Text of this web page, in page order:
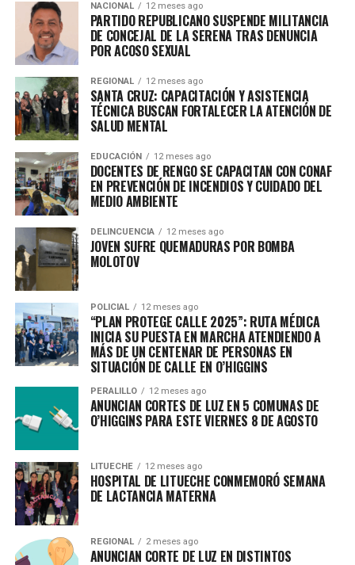
NACIONAL 12 meses ago
PARTIDO REPUBLICANO SUSPENDE MILITANCIA
DE CONCEJAL DE LA SERENA TRAS DENUNCIA
POR ACOSO SEXUAL
REGIONAL 12 meses ago
SANTA CRUZ: CAPACITACIÓN Y ASISTENCIA
TÉCNICA BUSCAN FORTALECER LA ATENCIÓN DE
SALUD MENTAL
EDUCACIÓN 12 meses ago
DOCENTES DE RENGO SE CAPACITAN CON CONAF
EN PREVENCIÓN DE INCENDIOS Y CUIDADO DEL
MEDIO AMBIENTE
DELINCUENCIA 12 meses ago
JOVEN SUFRE QUEMADURAS POR BOMBA
MOLOTOV
POLICIAL 12 meses ago
“PLAN PROTEGE CALLE 2025”: RUTA MÉDICA
INICIA SU PUESTA EN MARCHA ATENDIENDO A
MÁS DE UN CENTENAR DE PERSONAS EN
SITUACIÓN DE CALLE EN O’HIGGINS
PERALILLO 12 meses ago
ANUNCIAN CORTES DE LUZ EN 5 COMUNAS DE
O’HIGGINS PARA ESTE VIERNES 8 DE AGOSTO
LITUECHE 12 meses ago
HOSPITAL DE LITUECHE CONMEMORÓ SEMANA
DE LACTANCIA MATERNA
REGIONAL 2 meses ago
ANUNCIAN CORTE DE LUZ EN DISTINTOS